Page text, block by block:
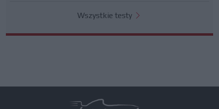
Wszystkie testy